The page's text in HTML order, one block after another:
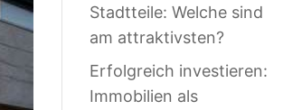
Stadtteile: Welche sind
am attraktivsten?
Erfolgreich investieren:
Immobilien als